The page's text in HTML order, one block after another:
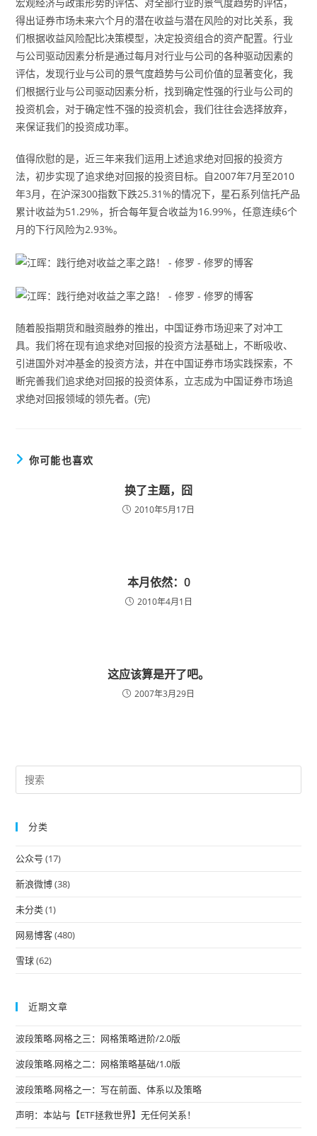
得出证券市场未来六个月的潜在收益与潜在风险的对比关系，我
们根据收益风险配比决策模型，决定投资组合的资产配置。行业
与公司驱动因素分析是通过每月对行业与公司的各种驱动因素的
评估，发现行业与公司的景气度趋势与公司价值的显著变化，我
们根据行业与公司驱动因素分析，找到确定性强的行业与公司的
投资机会，对于确定性不强的投资机会，我们往往会选择放弃，
来保证我们的投资成功率。
值得欣慰的是，近三年来我们运用上述追求绝对回报的投资方
法，初步实现了追求绝对回报的投资目标。自2007年7月至2010
年3月，在沪深300指数下跌25.31%的情况下，星石系列信托产品
累计收益为51.29%，折合每年复合收益为16.99%，任意连续6个
月的下行风险为2.93%。
随着股指期货和融资融券的推出，中国证券市场迎来了对冲工
具。我们将在现有追求绝对回报的投资方法基础上，不断吸收、
引进国外对冲基金的投资方法，并在中国证券市场实践探索，不
断完善我们追求绝对回报的投资体系，立志成为中国证券市场追
求绝对回报领域的领先者。(完)
你可能也喜欢
换了主题，囧
2010年5月17日
本月依然：0
2010年4月1日
这应该算是开了吧。
2007年3月29日
分类
公众号 (17)
新浪微博(38)
未分类(1)
网易博客(480)
雪球(62)
近期文章
波段策略.网格之三：网格策略进阶/2.0版
波段策略.网格之二：网格策略基础/1.0版
波段策略.网格之一：写在前面、体系以及策略
声明：本站与【ETF拯救世界】无任何关系！